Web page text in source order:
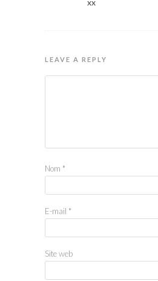
xx
LEAVE A REPLY
Nom *
E-mail *
Site web